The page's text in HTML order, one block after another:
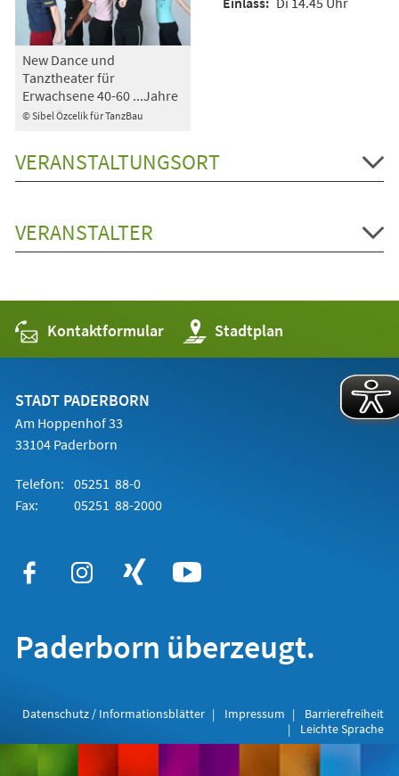
© Sibel Özcelik für TanzBau
New Dance und
Tanztheater für
Erwachsene 40-60 ...Jahre
VERANSTALTUNGSORT
VERANSTALTER
Kontaktformular Stadtplan
(Öffnet
in
einem
STADT PADERBORN
Am Hoppenhof 33
33104 Paderborn
Telefon: 05251 88-0
Fax:
05251 88-2000
Paderborn überzeugt.
Datenschutz / Informationsblätter Impressum
Barrierefreiheit
Leichte Sprache